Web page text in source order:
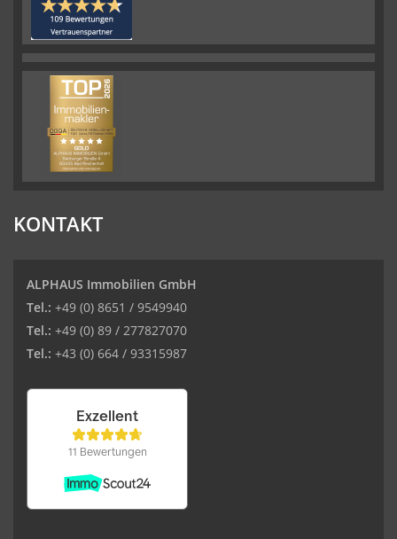
KONTAKT
ALPHAUS Immobilien GmbH
Tel.: +49 (0) 8651 / 9549940
Tel.: +49 (0) 89 / 277827070
Tel.: +43 (0) 664 / 93315987